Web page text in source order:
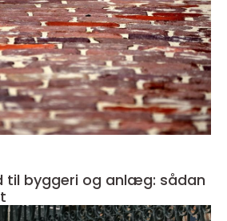
til byggeri og anlæg: sådan